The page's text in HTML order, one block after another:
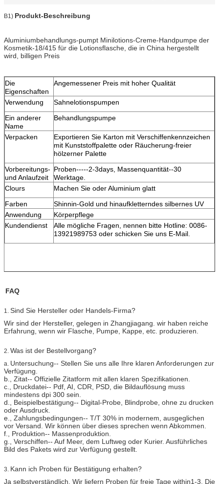
B1) Produkt-Beschreibung
Aluminiumbehandlungs-pumpt Minilotions-Creme-Handpumpe der
Kosmetik-18/415 für die Lotionsflasche, die in China hergestellt
wird, billigen Preis
Die
Eigenschaften
Angemessener Preis mit hoher Qualität
Verwendung
Sahnelotionspumpen
Ein anderer
Name
Behandlungspumpe
Verpacken
Exportieren Sie Karton mit Verschiffenkennzeichen
mit Kunststoffpalette oder Räucherung-freier
hölzerner Palette
Vorbereitungs-
und Anlaufzeit
Proben-----2-3days, Massenquantität--30
Werktage.
Clours
Machen Sie oder Aluminium glatt
Farben
Shinnin-Gold und hinaufkletterndes silbernes UV
Anwendung
Körperpflege
Kundendienst
Alle mögliche Fragen, nennen bitte Hotline: 0086-
13921989753 oder schicken Sie uns E-Mail.
FAQ
1. Sind Sie Hersteller oder Handels-Firma?
Wir sind der Hersteller, gelegen in Zhangjiagang. wir haben reiche
Erfahrung, wenn wir Flasche, Pumpe, Kappe, etc. produzieren.
2. Was ist der Bestellvorgang?
a. Untersuchung-- Stellen Sie uns alle Ihre klaren Anforderungen zur
Verfügung.
b., Zitat-- Offizielle Zitatform mit allen klaren Spezifikationen.
c., Druckdatei-- Pdf, AI, CDR, PSD, die Bildauflösung muss
mindestens dpi 300 sein.
d., Beispielbestätigung-- Digital-Probe, Blindprobe, ohne zu drucken
oder Ausdruck.
e., Zahlungsbedingungen-- T/T 30% in modernem, ausgeglichen
vor Versand. Wir können über dieses sprechen wenn Abkommen.
f., Produktion-- Massenproduktion.
g., Verschiffen-- Auf Meer, dem Luftweg oder Kurier. Ausführliches
Bild des Pakets wird zur Verfügung gestellt.
3. Kann ich Proben für Bestätigung erhalten?
Ja selbstverständlich. Wir liefern Proben für freie Tage within1-3. Die